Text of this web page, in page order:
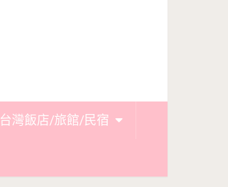
台灣飯店/旅館/民宿